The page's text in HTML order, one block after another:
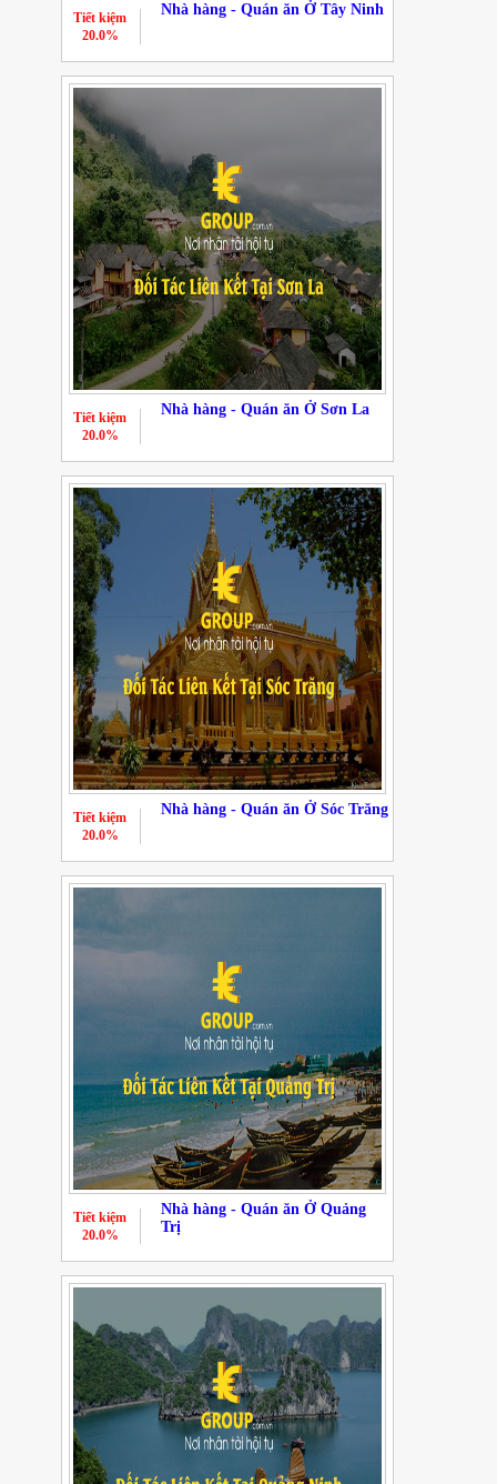
Nhà hàng - Quán ăn Ở Tây Ninh
Tiết kiệm
20.0%
Nhà hàng - Quán ăn Ở Sơn La
Tiết kiệm
20.0%
Nhà hàng - Quán ăn Ở Sóc Trăng
Tiết kiệm
20.0%
Nhà hàng - Quán ăn Ở Quảng
Trị
Tiết kiệm
20.0%